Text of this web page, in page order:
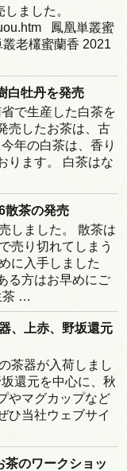
ました。
鳳凰単叢蜜
老欉蜜蘭香 2021
白牡丹を発売
で生産した白茶を
売したお茶は、古
年の白茶は、香り
ります。 白茶はな
散茶の発売
しました。 散茶は
売り切れてしまう
に入手しました
る方はお早めにご
茶 …
、上赤、野坂還元
茶器が入荷しまし
還元を中心に、秋
やマグカップなど
ひ当社ウェブサイ
茶のワークショッ